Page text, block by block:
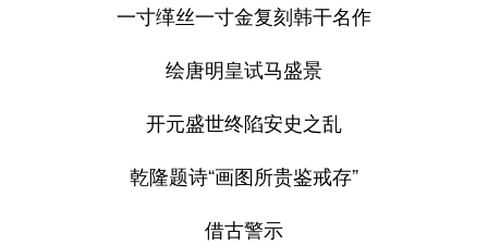
一寸缂丝一寸金复刻韩干名作
绘唐明皇试马盛景
开元盛世终陷安史之乱
乾隆题诗“画图所贵鉴戒存”
借古警示